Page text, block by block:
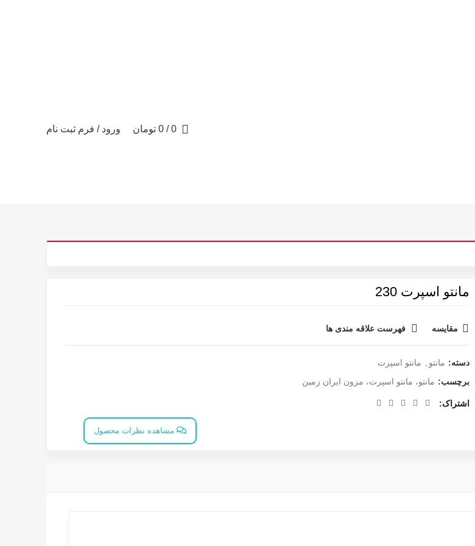
0
/
0 تومان ورود / فرم ثبت نام
مانتو اسپرت 230
مقایسه فهرست علاقه مندی ها
دسته: مانتو
مانتو اسپرت
برچسب: مانتو، مانتو اسپرت، مزون ایران زمین
اشتراک
مشاهده نظرات محصول